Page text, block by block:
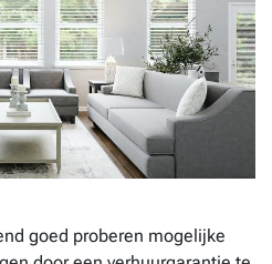
goed proberen mogelijke